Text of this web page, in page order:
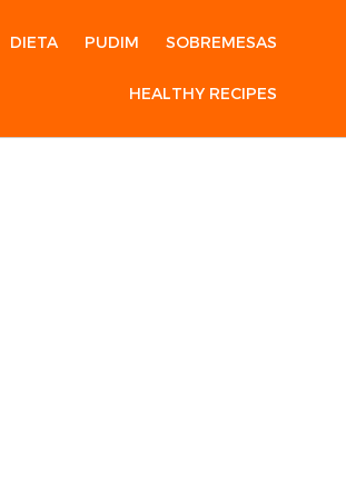
DIETA PUDIM SOBREMESAS
HEALTHY RECIPES